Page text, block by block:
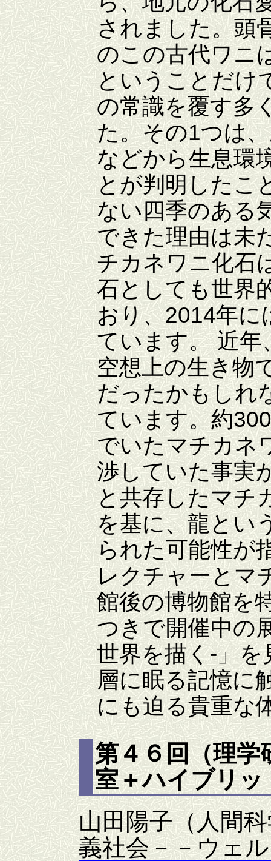
されました。頭
のこの古代ワニ
ということだけ
の常識を覆す多
た。その1つは
などから生息環
とが判明したこ
ない四季のある
できた理由は未
チカネワニ化石
石としても世界
おり、2014年に
ています。 近
空想上の生き物
だったかもしれ
ています。約
でいたマチカネ
渉していた事実
と共存したマチ
を基に、龍とい
られた可能性が
レクチャーとマ
館後の博物館を
つきで開催中の
世界を描く‐」
層に眠る記憶に
にも迫る貴重な
第４６回（理学
室＋ハイブリ
山田陽子（人間
義社会－－ウェ